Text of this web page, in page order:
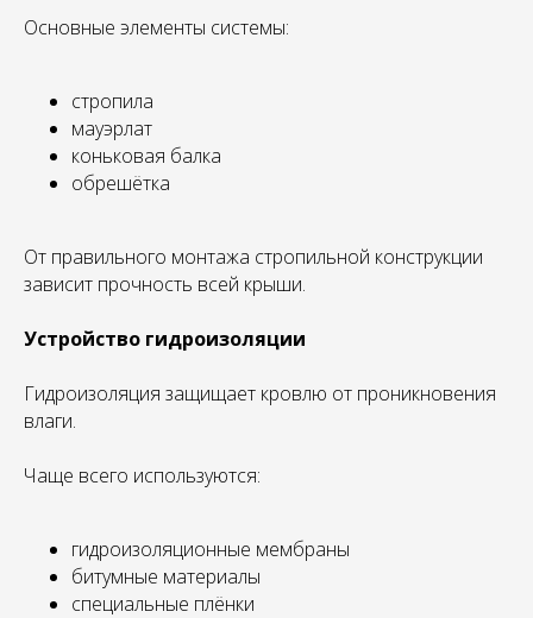
Основные элементы системы:
стропила
мауэрлат
коньковая балка
обрешётка
От правильного монтажа стропильной конструкции
зависит прочность всей крыши.
Устройство гидроизоляции
Гидроизоляция защищает кровлю от проникновения
влаги.
Чаще всего используются:
гидроизоляционные мембраны
битумные материалы
специальные плёнки